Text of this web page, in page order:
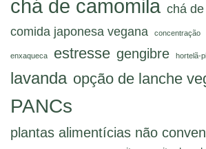
chá de camomila chá
comida japonesa vegana
concentração
enxaqueca estresse gengibre hortelã-
lavanda opção de lanche
PANCs
plantas alimentícias não